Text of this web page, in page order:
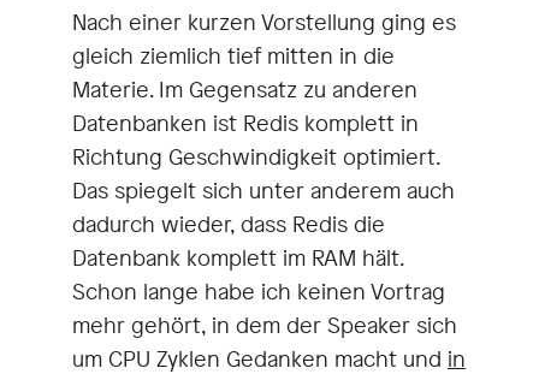
Nach einer kurzen Vorstellung ging es
gleich ziemlich tief mitten in die
Materie. Im Gegensatz zu anderen
Datenbanken ist Redis komplett in
Richtung Geschwindigkeit optimiert.
Das spiegelt sich unter anderem auch
dadurch wieder, dass Redis die
Datenbank komplett im RAM hält.
Schon lange habe ich keinen Vortrag
mehr gehört, in dem der Speaker sich
um CPU Zyklen Gedanken macht und in